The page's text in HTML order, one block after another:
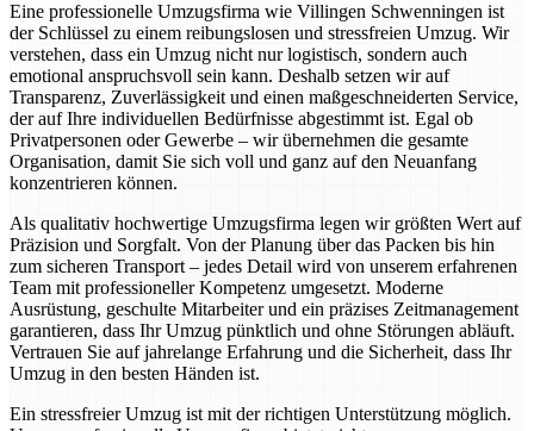
Eine professionelle Umzugsfirma wie Villingen Schwenningen ist
der Schlüssel zu einem reibungslosen und stressfreien Umzug. Wir
verstehen, dass ein Umzug nicht nur logistisch, sondern auch
emotional anspruchsvoll sein kann. Deshalb setzen wir auf
Transparenz, Zuverlässigkeit und einen maßgeschneiderten Service,
der auf Ihre individuellen Bedürfnisse abgestimmt ist. Egal ob
Privatpersonen oder Gewerbe – wir übernehmen die gesamte
Organisation, damit Sie sich voll und ganz auf den Neuanfang
konzentrieren können.
Als qualitativ hochwertige Umzugsfirma legen wir größten Wert auf
Präzision und Sorgfalt. Von der Planung über das Packen bis hin
zum sicheren Transport – jedes Detail wird von unserem erfahrenen
Team mit professioneller Kompetenz umgesetzt. Moderne
Ausrüstung, geschulte Mitarbeiter und ein präzises Zeitmanagement
garantieren, dass Ihr Umzug pünktlich und ohne Störungen abläuft.
Vertrauen Sie auf jahrelange Erfahrung und die Sicherheit, dass Ihr
Umzug in den besten Händen ist.
Ein stressfreier Umzug ist mit der richtigen Unterstützung möglich.